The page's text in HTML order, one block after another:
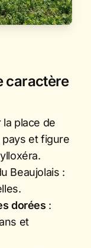
caractère
la place de
pays et figure
Beaujolais :
dorées :
et